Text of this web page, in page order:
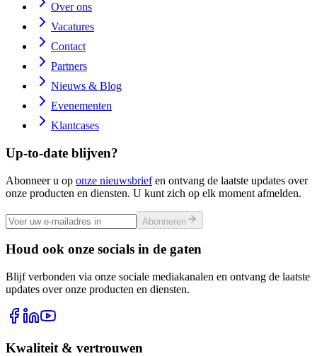
Over ons
Vacatures
Contact
Partners
Nieuws & Blog
Evenementen
Klantcases
Up-to-date blijven?
Abonneer u op onze nieuwsbriefen ontvang de laatste updates over
onze producten en diensten. U kunt zich op elk moment afmelden.
Abonneren
Houd ook onze socials in de gaten
Blijf verbonden via onze sociale mediakanalen en ontvang de laatste
updates over onze producten en diensten.
Kwaliteit & vertrouwen